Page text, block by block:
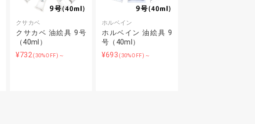
クサカベ
クサカベ 油絵具 9号
（40ml）
¥732(30%OFF)～
ホルベイン
ホルベイン 油絵具 9
号（40ml）
¥693 (30%OFF)～